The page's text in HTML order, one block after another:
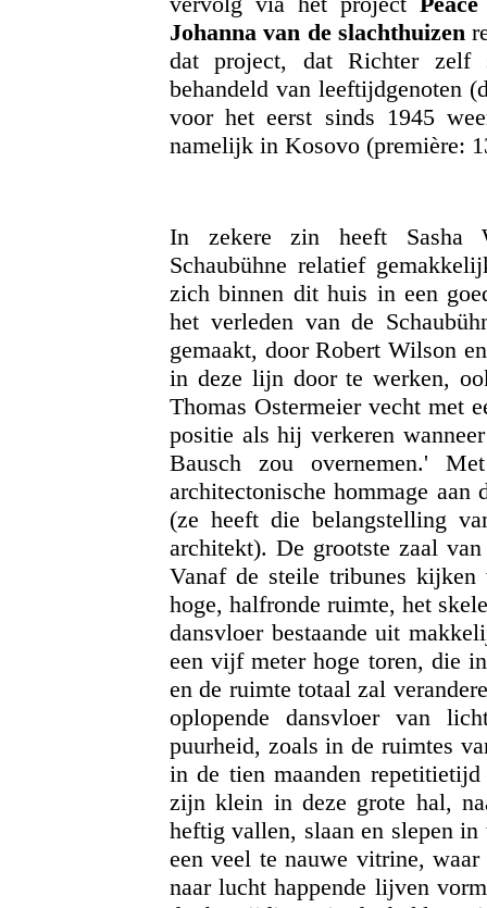
Johanna van de slachthuizen
dat project, dat Richter zelf
behandeld van leeftijdgenoten
voor het eerst sinds 1945
namelijk in Kosovo (première:
In zekere zin heeft Sasha
Schaubühne relatief
zich binnen dit huis in een
het verleden van de
gemaakt, door Robert Wilson
in deze lijn door te werken,
Thomas Ostermeier vecht met
positie als hij verkeren
Bausch zou overnemen.'
architectonische hommage
(ze heeft die belangstelling
architekt). De grootste zaal
Vanaf de steile tribunes
hoge, halfronde ruimte, het
dansvloer bestaande uit
een vijf meter hoge toren, die
en de ruimte totaal zal
oplopende dansvloer van
puurheid, zoals in de ruimtes
in de tien maanden
zijn klein in deze grote hal,
heftig vallen, slaan en slepen
een veel te nauwe vitrine, waar
naar lucht happende lijven